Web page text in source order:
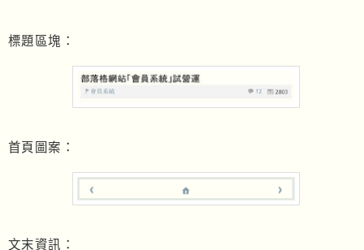
標題區塊：
首頁圖案：
文末資訊：